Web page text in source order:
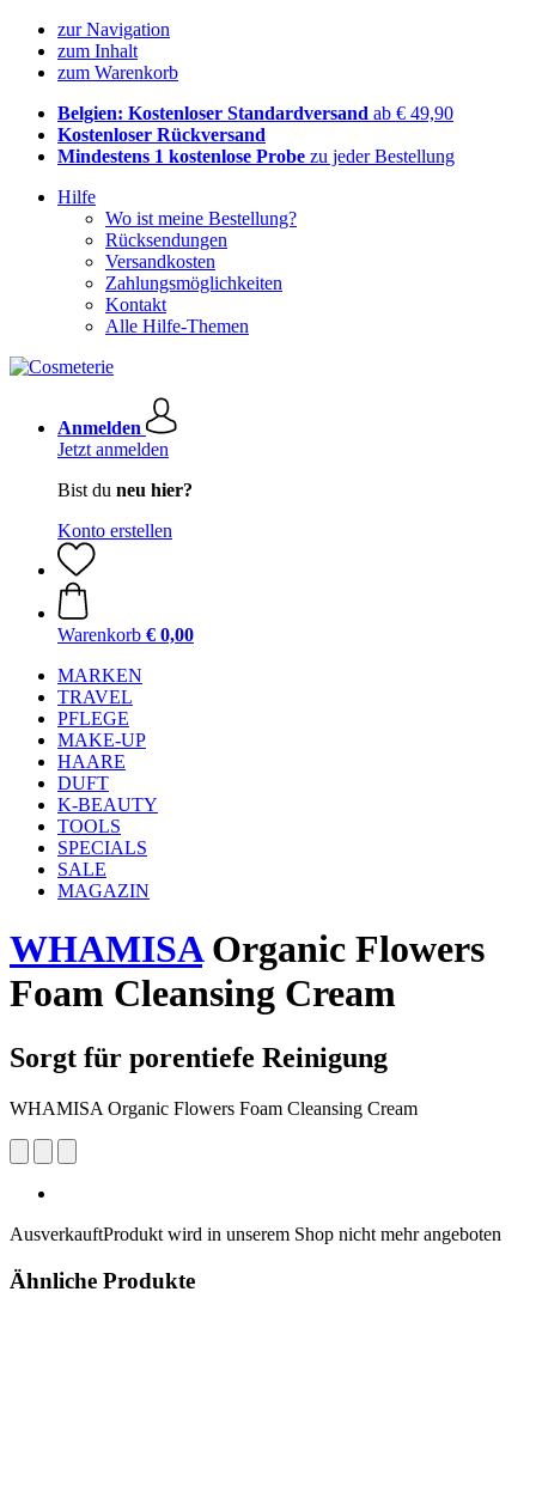
zur Navigation
zum Inhalt
zum Warenkorb
Belgien: Kostenloser Standardversand ab € 49,90
Kostenloser Rückversand
Mindestens 1 kostenlose Probe zu jeder Bestellung
Hilfe
Wo ist meine Bestellung?
Rücksendungen
Versandkosten
Zahlungsmöglichkeiten
Kontakt
Alle Hilfe-Themen
Anmelden
Jetzt anmelden
Bist du neu hier?
Konto erstellen
Warenkorb € 0,00
MARKEN
TRAVEL
PFLEGE
MAKE-UP
HAARE
DUFT
K-BEAUTY
TOOLS
SPECIALS
SALE
MAGAZIN
WHAMISAOrganic Flowers
Foam Cleansing Cream
Sorgt für porentiefe Reinigung
WHAMISA Organic Flowers Foam Cleansing Cream
AusverkauftProdukt wird in unserem Shop nicht mehr angeboten
Ähnliche Produkte